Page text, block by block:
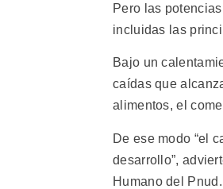
Pero las
incluidas las
Bajo un
caídas que
alimentos, el
De ese modo “el
desarrollo”,
Humano del Pnud.